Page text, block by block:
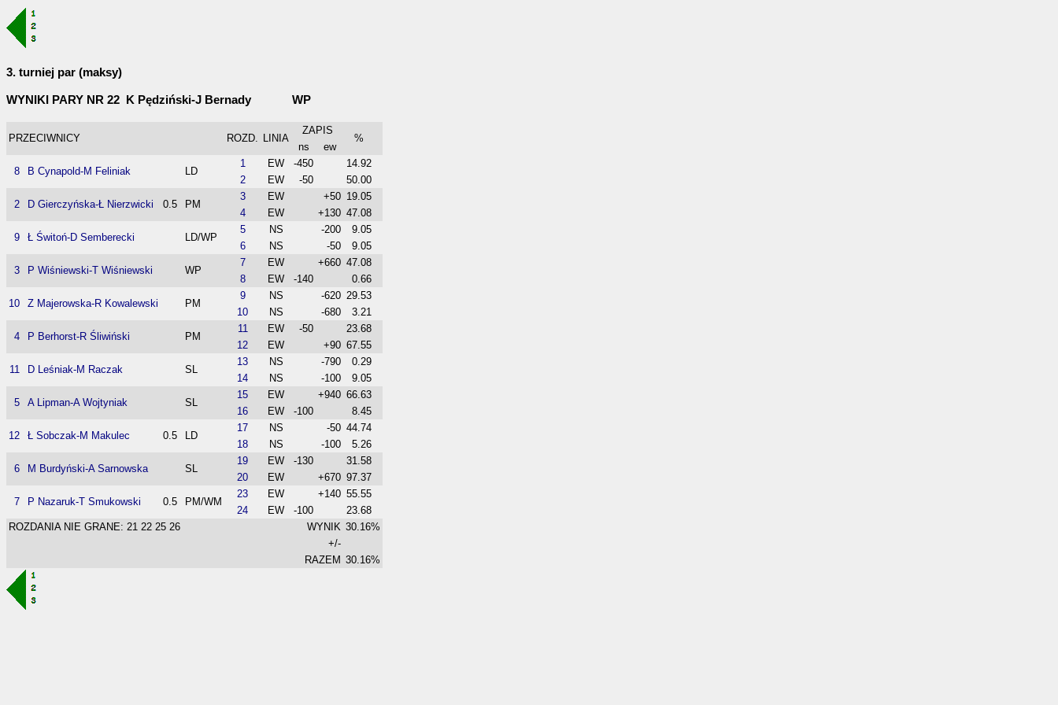
3. turniej par (maksy)
WYNIKI PARY NR 22 K Pędziński-J Bernady WP
PRZECIWNICY ROZD. LINIA
ZAPIS
%
ns ew
8 B Cynapold-M Feliniak LD
1 EW -450
14.92
2
EW -50 50.00
2 D Gierczyńska-Ł Nierzwicki 0.5 PM
3 EW +50 19.05
4
EW +130 47.08
9 Ł Świtoń-D Semberecki LD/WP
5 NS -200
9.05
6
NS -50 9.05
3 P Wiśniewski-T Wiśniewski WP
7 EW +660 47.08
8
EW -140 0.66
10 Z Majerowska-R Kowalewski PM
9 NS -620 29.53
10
NS -680 3.21
4 P Berhorst-R Śliwiński PM
11 EW -50
23.68
12
EW +90 67.55
11 D Leśniak-M Raczak SL
13 NS -790
0.29
14
NS -100 9.05
5 A Lipman-A Wojtyniak SL
15 EW +940 66.63
16
EW -100 8.45
12 Ł Sobczak-M Makulec 0.5 LD
17 NS -50 44.74
18
NS -100 5.26
6 M Burdyński-A Sarnowska SL
19 EW -130
31.58
20
EW +670 97.37
7 P Nazaruk-T Smukowski 0.5 PM/WM
23 EW +140 55.55
24
EW -100
23.68
ROZDANIA NIE GRANE: 21 22 25 26
WYNIK 30.16%
+/-
RAZEM 30.16%